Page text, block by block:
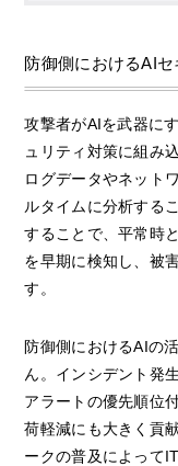
防御側におけるAI
攻撃者がAIを武器に
ュリティ対策に組み
ログデータやネット
ルタイムに分析する
することで、平常時
を早期に検知し、被
す。
防御側におけるAIの
ん。インシデント発
アラートの優先順位
荷軽減にも大きく貢
ークの普及によって